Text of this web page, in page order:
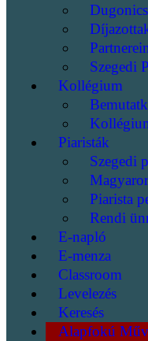
Szegedi
Kollégium
Piaristák
Szegedi
Piarista
Rendi
E-napló
E-menza
Classroom
Levelezés
Keresés
Alapfokú